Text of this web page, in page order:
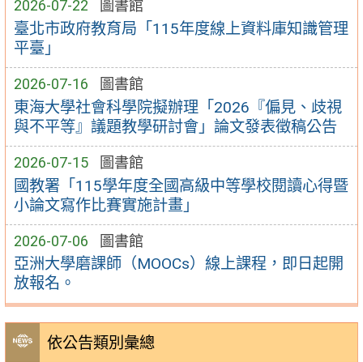
2026-07-22 圖書館
臺北市政府教育局「115年度線上資料庫知識管理
平臺」
2026-07-16 圖書館
東海大學社會科學院擬辦理「2026『偏見、歧視
與不平等』議題教學研討會」論文發表徵稿公告
2026-07-15 圖書館
國教署「115學年度全國高級中等學校閱讀心得暨
小論文寫作比賽實施計畫」
2026-07-06 圖書館
亞洲大學磨課師（MOOCs）線上課程，即日起開
放報名。
依公告類別彙總